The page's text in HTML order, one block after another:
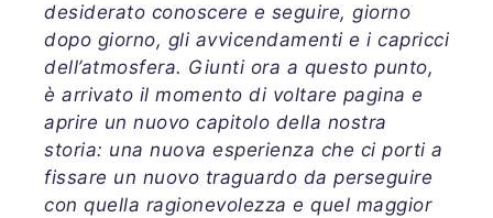
desiderato conoscere e seguire, giorno
dopo giorno, gli avvicendamenti e i capricci
dell’atmosfera. Giunti ora a questo punto,
è arrivato il momento di voltare pagina e
aprire un nuovo capitolo della nostra
storia: una nuova esperienza che ci porti a
fissare un nuovo traguardo da perseguire
con quella ragionevolezza e quel maggior